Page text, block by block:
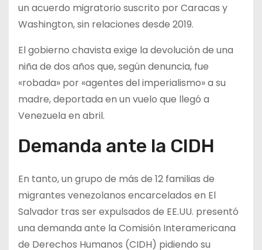
un acuerdo migratorio suscrito por Caracas y
Washington, sin relaciones desde 2019.
El gobierno chavista exige la devolución de una
niña de dos años que, según denuncia, fue
«robada» por «agentes del imperialismo» a su
madre, deportada en un vuelo que llegó a
Venezuela en abril.
Demanda ante la CIDH
En tanto, un grupo de más de 12 familias de
migrantes venezolanos encarcelados en El
Salvador tras ser expulsados de EE.UU. presentó
una demanda ante la Comisión Interamericana
de Derechos Humanos (CIDH) pidiendo su